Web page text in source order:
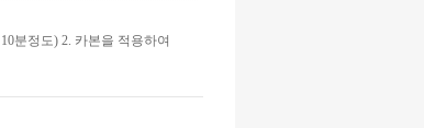
분정도) 2. 카본을 적용하여